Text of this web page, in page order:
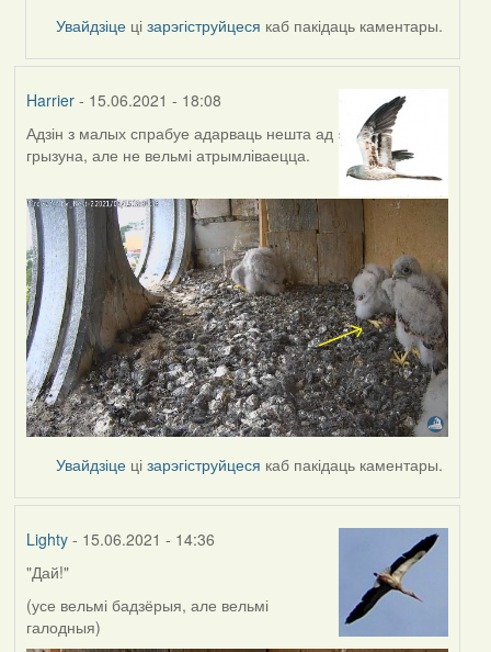
Увайдзіце цізарэгіструйцеся каб пакідаць каментары.
Harrier- 15.06.2021 - 18:08
Адзін з малых спрабуе адарваць нешта ад
грызуна, але не вельмі атрымліваецца.
Увайдзіце цізарэгіструйцеся каб пакідаць каментары.
Lighty- 15.06.2021 - 14:36
"Дай!"
(усе вельмі бадзёрыя, але вельмі
галодныя)